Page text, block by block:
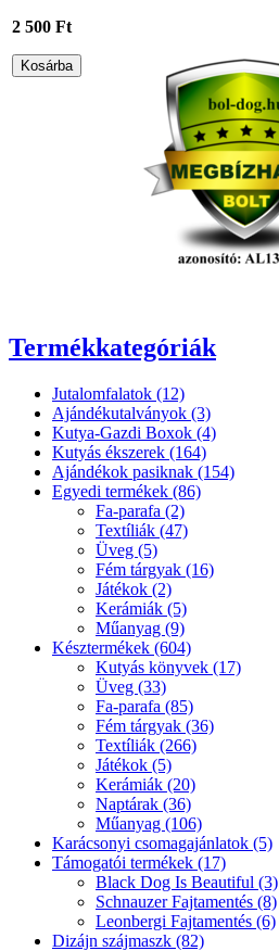
2 500 Ft
Termékkategóriák
Jutalomfalatok (12)
Ajándékutalványok (3)
Kutya-Gazdi Boxok (4)
Kutyás ékszerek (164)
Ajándékok pasiknak (154)
Egyedi termékek (86)
Fa-parafa (2)
Textíliák (47)
Üveg (5)
Fém tárgyak (16)
Játékok (2)
Kerámiák (5)
Műanyag (9)
Késztermékek (604)
Kutyás könyvek (17)
Üveg (33)
Fa-parafa (85)
Fém tárgyak (36)
Textíliák (266)
Játékok (5)
Kerámiák (20)
Naptárak (36)
Műanyag (106)
Karácsonyi csomagajánlatok (5)
Támogatói termékek (17)
Black Dog Is Beautiful (3)
Schnauzer Fajtamentés (8)
Leonbergi Fajtamentés (6)
Dizájn szájmaszk (82)